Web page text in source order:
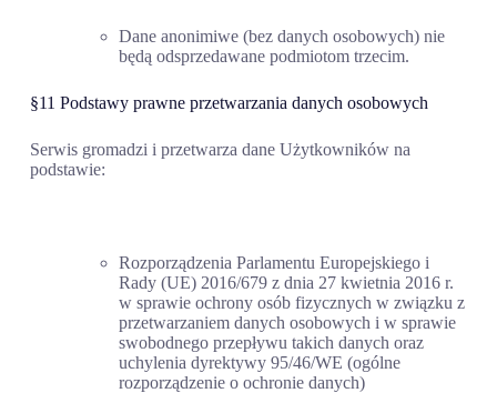
Dane anonimiwe (bez danych osobowych) nie
będą odsprzedawane podmiotom trzecim.
§11 Podstawy prawne przetwarzania danych osobowych
Serwis gromadzi i przetwarza dane Użytkowników na
podstawie:
Rozporządzenia Parlamentu Europejskiego i
Rady (UE) 2016/679 z dnia 27 kwietnia 2016 r.
w sprawie ochrony osób fizycznych w związku z
przetwarzaniem danych osobowych i w sprawie
swobodnego przepływu takich danych oraz
uchylenia dyrektywy 95/46/WE (ogólne
rozporządzenie o ochronie danych)